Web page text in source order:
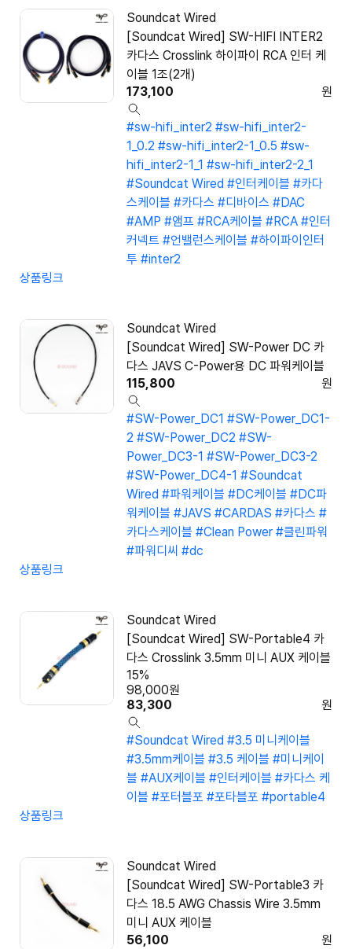
Soundcat Wired
[Soundcat Wired] SW-HIFI INTER2
카다스 Crosslink 하이파이 RCA 인터 케
이블 1조(2개)
173,100
원
#sw-hifi_inter2 #sw-hifi_inter2-
1_0.2 #sw-hifi_inter2-1_0.5 #sw-
hifi_inter2-1_1 #sw-hifi_inter2-2_1
#Soundcat Wired #인터케이블 #카다
스케이블 #카다스 #디바이스 #DAC
#AMP #앰프 #RCA케이블 #RCA #인터
커넥트 #언밸런스케이블 #하이파이인터
투 #inter2
상품링크
Soundcat Wired
[Soundcat Wired] SW-Power DC 카
다스 JAVS C-Power용 DC 파워케이블
115,800
원
#SW-Power_DC1 #SW-Power_DC1-
2 #SW-Power_DC2 #SW-
Power_DC3-1 #SW-Power_DC3-2
#SW-Power_DC4-1 #Soundcat
Wired #파워케이블 #DC케이블 #DC파
워케이블 #JAVS #CARDAS #카다스 #
카다스케이블 #Clean Power #클린파워
#파워디씨 #dc
상품링크
Soundcat Wired
[Soundcat Wired] SW-Portable4 카
다스 Crosslink 3.5mm 미니 AUX 케이블
83,300 원
98,000원
15%
#Soundcat Wired #3.5 미니케이블
#3.5mm케이블 #3.5 케이블 #미니케이
블 #AUX케이블 #인터케이블 #카다스 케
이블 #포터블포 #포타블포 #portable4
상품링크
Soundcat Wired
[Soundcat Wired] SW-Portable3 카
다스 18.5 AWG Chassis Wire 3.5mm
미니 AUX 케이블
56,100
원